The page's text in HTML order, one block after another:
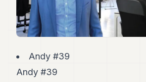
Andy
32
Andy
Andy
Andy
Andy #39
Andy #39